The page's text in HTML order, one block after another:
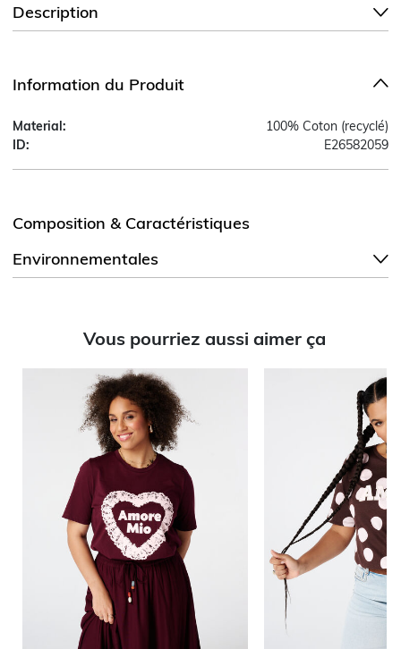
Description
Information du Produit
Material:
100% Coton (recyclé)
ID:
E26582059
Composition & Caractéristiques
Environnementales
Vous pourriez aussi aimer ça